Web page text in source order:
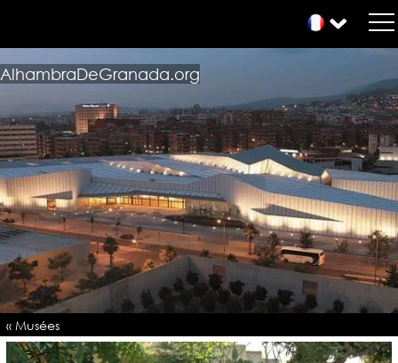
AlhambraDeGranada.org
« Musées